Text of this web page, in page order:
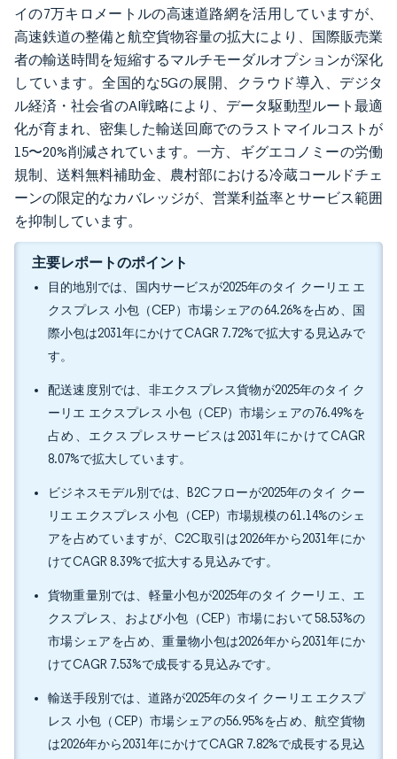
イの7万キロメートルの高速道路網を活用していますが、
高速鉄道の整備と航空貨物容量の拡大により、国際販売業
者の輸送時間を短縮するマルチモーダルオプションが深化
しています。全国的な5Gの展開、クラウド導入、デジタ
ル経済・社会省のAI戦略により、データ駆動型ルート最適
化が育まれ、密集した輸送回廊でのラストマイルコストが
15〜20%削減されています。一方、ギグエコノミーの労働
規制、送料無料補助金、農村部における冷蔵コールドチェ
ーンの限定的なカバレッジが、営業利益率とサービス範囲
を抑制しています。
主要レポートのポイント
目的地別では、国内サービスが2025年のタイ クーリエ エ
クスプレス 小包（CEP）市場シェアの64.26%を占め、国
際小包は2031年にかけてCAGR 7.72%で拡大する見込みで
す。
配送速度別では、非エクスプレス貨物が2025年のタイ ク
ーリエ エクスプレス 小包（CEP）市場シェアの76.49%を
占め、エクスプレスサービスは2031年にかけてCAGR
8.07%で拡大しています。
ビジネスモデル別では、B2Cフローが2025年のタイ クー
リエ エクスプレス 小包（CEP）市場規模の61.14%のシェ
アを占めていますが、C2C取引は2026年から2031年にか
けてCAGR 8.39%で拡大する見込みです。
貨物重量別では、軽量小包が2025年のタイ クーリエ、エ
クスプレス、および小包（CEP）市場において58.53%の
市場シェアを占め、重量物小包は2026年から2031年にか
けてCAGR 7.53%で成長する見込みです。
輸送手段別では、道路が2025年のタイ クーリエ エクスプ
レス 小包（CEP）市場シェアの56.95%を占め、航空貨物
は2026年から2031年にかけてCAGR 7.82%で成長する見込